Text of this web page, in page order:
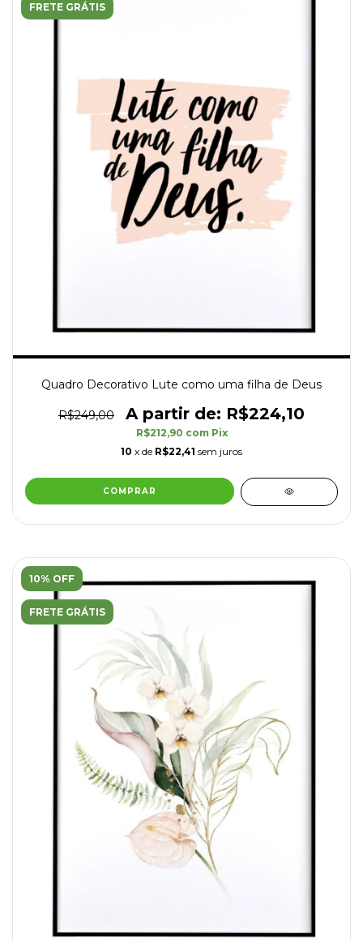
FRETE GRÁTIS
Quadro Decorativo Lute como uma filha de Deus
R$249,00 R$224,10
R$212,90 com Pix
10 x de R$22,41 sem juros
COMPRAR
10% OFF
FRETE GRÁTIS